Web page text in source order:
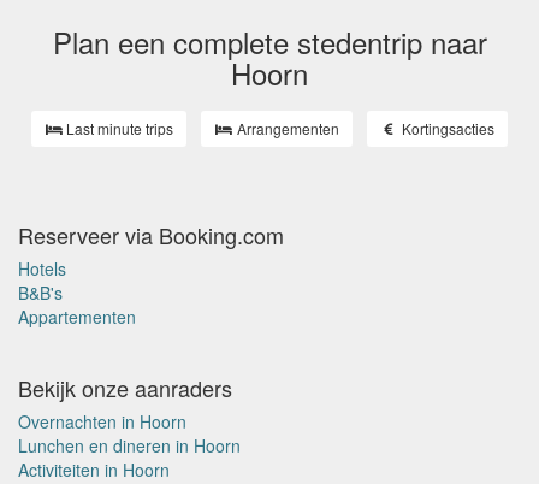
Plan een complete stedentrip naar
Hoorn
Last minute trips Arrangementen Kortingsacties
Reserveer via Booking.com
Hotels
B&B's
Appartementen
Bekijk onze aanraders
Overnachten in Hoorn
Lunchen en dineren in Hoorn
Activiteiten in Hoorn